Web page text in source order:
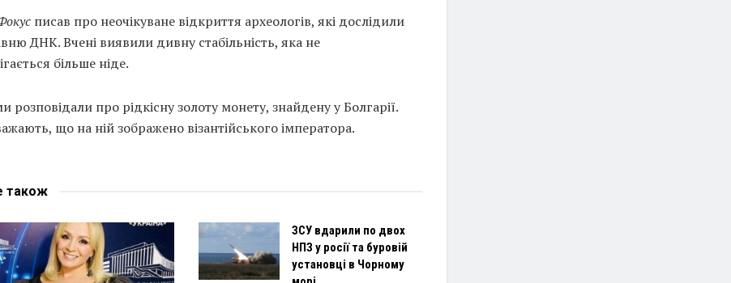
писав про неочікуване відкриття археологів, які дослідили
ДНК. Вчені виявили дивну стабільність, яка не
більше ніде.
розповідали про рідкісну золоту монету, знайдену у Болгарії.
що на ній зображено візантійського імператора.
також
ЗСУ вдарили по двох
НПЗ у росії та буровій
установці в Чорному